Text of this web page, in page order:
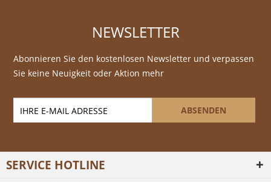
NEWSLETTER
Abonnieren Sie den kostenlosen Newsletter und verpassen
Sie keine Neuigkeit oder Aktion mehr
ABSENDEN
SERVICE HOTLINE